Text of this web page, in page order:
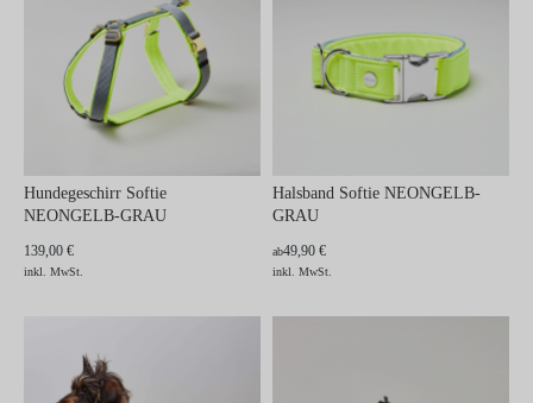
Hundegeschirr Softie
NEONGELB-GRAU
139,00 €
inkl. MwSt.
Halsband Softie NEONGELB-
GRAU
ab49,90 €
inkl. MwSt.